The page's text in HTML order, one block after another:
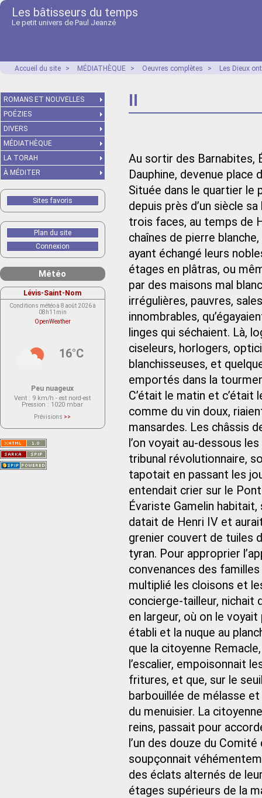
Les bâtisseurs du temps
Le petit univers de Paul Jeanzé
Accueil du site > MÉDIATHÈQUE > Oeuvres complètes > Les Dieux
II
Au sortir des Barnabites,
Dauphine, devenue place
Située dans le quartier le
depuis près d’un siècle
trois faces, au temps de
chaînes de pierre
ayant échangé leurs
étages en plâtras, ou
par des maisons mal
irrégulières, pauvres,
innombrables,
linges qui séchaient. Là,
ciseleurs, horlogers,
blanchisseuses, et
emportés dans la
C’était le matin et c’était
comme du vin doux,
mansardes. Les châssis
l’on voyait au-dessous
tribunal révolutionnaire,
tapotait en passant les
entendait crier sur le
Évariste Gamelin
datait de Henri IV et
grenier couvert de tuiles
tyran. Pour approprier
convenances des
multiplié les cloisons et
concierge-tailleur, nichait
en largeur, où on le
établi et la nuque au
que la citoyenne
l’escalier, empoisonnait
fritures, et que, sur le
barbouillée de mélasse
du menuisier. La
reins, passait pour
l’un des douze du
soupçonnait
des éclats alternés de
étages supérieurs de la
ROMANS ET NOUVELLES
POÉZIES
DIVERS
MÉDIATHÈQUE
LA TORAH
À MÉDITER
Sites favoris
Plan du site
Connexion
Météo
Lévis-Saint-Nom
Conditions météo à 8 août 2026 à
08h11min
OpenWeather
16°C
Peu nuageux
Vent : 9 km/h - est nord-est
Pression : 1020 mbar
Prévisions >>
actuellement aucune prévision
Saint-Nom.
Veuillez consulter le message du
service ci-dessous.
(401 - Invalid API key. Please see
https://openweathermap.org/faq#error401